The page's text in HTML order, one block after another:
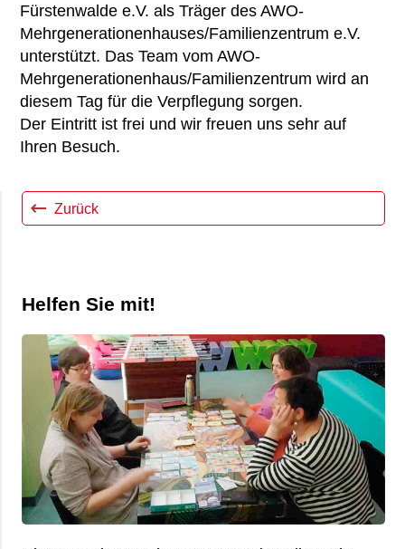
Fürstenwalde e.V. als Träger des AWO-
Mehrgenerationenhauses/Familienzentrum e.V.
unterstützt. Das Team vom AWO-
Mehrgenerationenhaus/Familienzentrum wird an
diesem Tag für die Verpflegung sorgen.
Der Eintritt ist frei und wir freuen uns sehr auf
Ihren Besuch.
Zurück
Helfen Sie mit!